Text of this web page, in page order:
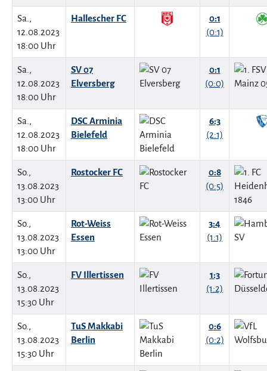
Sa.,
12.08.2023
18:00 Uhr
Hallescher FC
0:1
(0:1)
Sa.,
12.08.2023
18:00 Uhr
SV 07
Elversberg
0:1
(0:0)
Sa.,
12.08.2023
18:00 Uhr
DSC Arminia
Bielefeld
6:3
(2:1)
So.,
13.08.2023
13:00 Uhr
Rostocker FC
0:8
(0:5)
So.,
13.08.2023
13:00 Uhr
Rot-Weiss
Essen
3:4
(1:1)
So.,
13.08.2023
15:30 Uhr
FV Illertissen
1:3
(1:2)
So.,
13.08.2023
15:30 Uhr
TuS Makkabi
Berlin
0:6
(0:2)